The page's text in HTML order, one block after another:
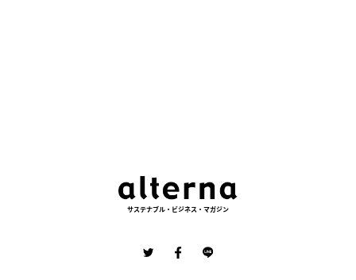
サステナブル・ビジネス・マガジン